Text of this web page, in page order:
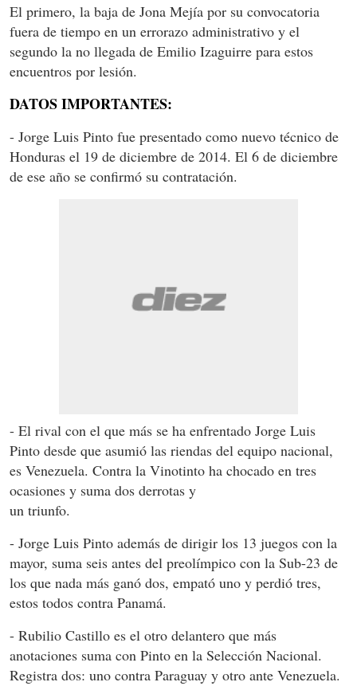
El primero, la baja de Jona Mejía por su convocatoria
fuera de tiempo en un errorazo administrativo y el
segundo la no llegada de Emilio Izaguirre para estos
encuentros por lesión.
DATOS IMPORTANTES:
- Jorge Luis Pinto fue presentado como nuevo técnico de
Honduras el 19 de diciembre de 2014. El 6 de diciembre
de ese año se confirmó su contratación.
- El rival con el que más se ha enfrentado Jorge Luis
Pinto desde que asumió las riendas del equipo nacional,
es Venezuela. Contra la Vinotinto ha chocado en tres
ocasiones y suma dos derrotas y
un triunfo.
- Jorge Luis Pinto además de dirigir los 13 juegos con la
mayor, suma seis antes del preolímpico con la Sub-23 de
los que nada más ganó dos, empató uno y perdió tres,
estos todos contra Panamá.
- Rubilio Castillo es el otro delantero que más
anotaciones suma con Pinto en la Selección Nacional.
Registra dos: uno contra Paraguay y otro ante Venezuela.